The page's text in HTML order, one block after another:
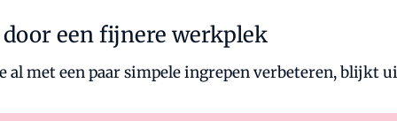
een fijnere werkplek
al met een paar simpele ingrepen verbeteren, blijkt